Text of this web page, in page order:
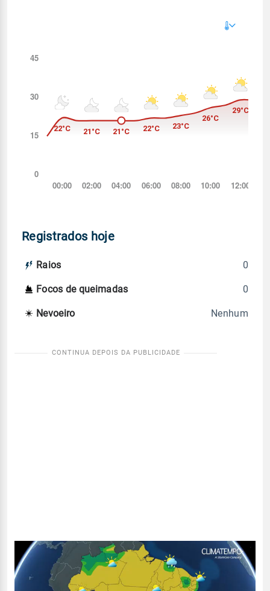
Registrados hoje
Raios 0
Focos de queimadas 0
Nevoeiro Nenhum